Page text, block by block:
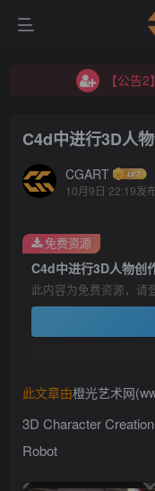
【公告
【公告
C4d中进行3D人
CGART
10月9日 22:19发
C4d中进行3D人物创
此内容为免费资源，请
免费资源
此文章由橙光艺术网
3D Character
Robot
登录
没有账号？立
登录密码
记住登录